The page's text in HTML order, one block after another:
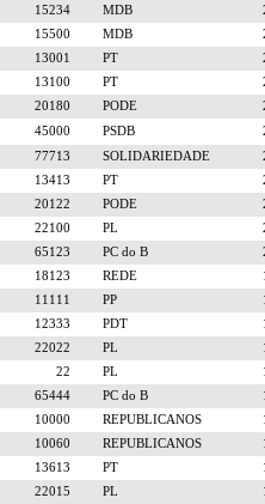
15234 MDB
15500 MDB
13001 PT
13100 PT
20180 PODE
45000 PSDB
77713 SOLIDARIEDADE
13413 PT
20122 PODE
22100 PL
65123 PC do B
18123 REDE
11111 PP
12333 PDT
22022 PL
22 PL
65444 PC do B
10000 REPUBLICANOS
10060 REPUBLICANOS
13613 PT
22015 PL